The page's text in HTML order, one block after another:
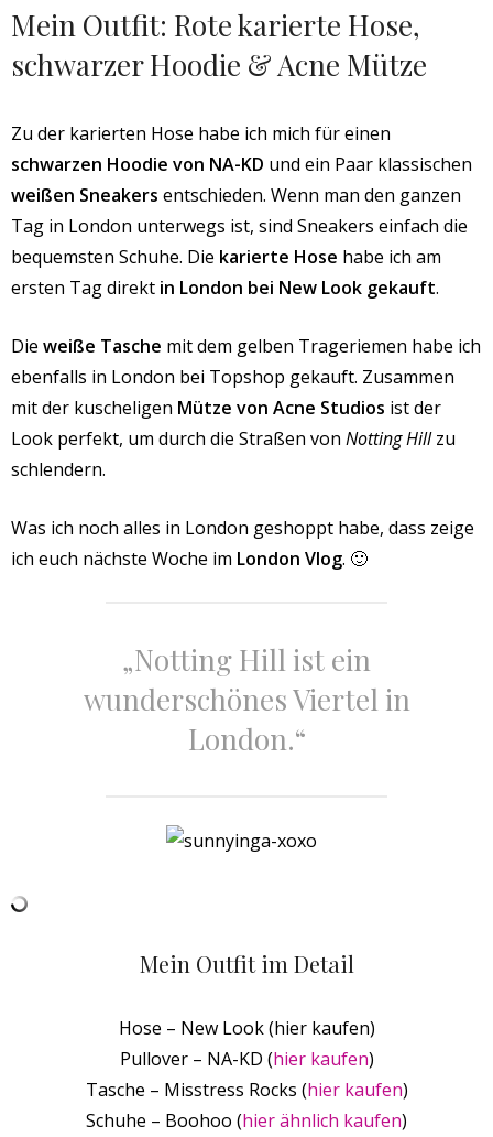
Mein Outfit: Rote karierte Hose,
schwarzer Hoodie & Acne Mütze
Zu der karierten Hose habe ich mich für einen
schwarzen Hoodie von NA-KD und ein Paar klassischen
weißen Sneakers entschieden. Wenn man den ganzen
Tag in London unterwegs ist, sind Sneakers einfach die
bequemsten Schuhe. Die karierte Hose habe ich am
ersten Tag direkt in London bei New Look gekauft.
Die weiße Tasche mit dem gelben Trageriemen habe ich
ebenfalls in London bei Topshop gekauft. Zusammen
mit der kuscheligen Mütze von Acne Studios ist der
Look perfekt, um durch die Straßen von Notting Hillzu
schlendern.
Was ich noch alles in London geshoppt habe, dass zeige
ich euch nächste Woche im London Vlog. 🙂
„Notting Hill ist ein
wunderschönes Viertel in
London.“
Mein Outfit im Detail
Hose – New Look (hier kaufen)
Pullover – NA-KD (hier kaufen)
Tasche – Misstress Rocks (hier kaufen)
Schuhe – Boohoo (hier ähnlich kaufen)